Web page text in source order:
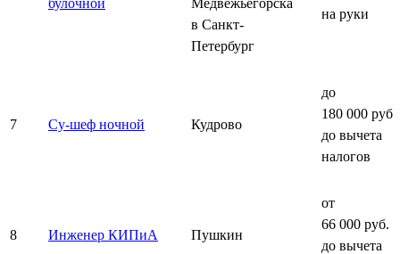
в Санкт-
Петербург
на руки
7 Су-шеф ночной Кудрово
до
180 000 руб.
до вычета
налогов
8 Инженер КИПиА Пушкин
от
66 000 руб.
до вычета